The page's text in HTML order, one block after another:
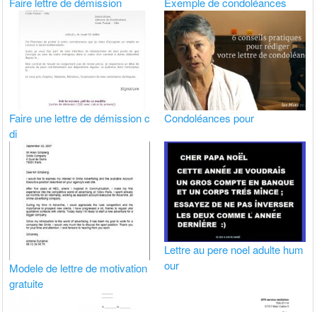
Faire une lettre de démission c
di
Condoléances pour
Modele de lettre de motivation
gratuite
Lettre au pere noel adulte hum
our